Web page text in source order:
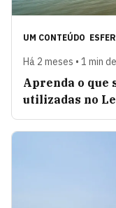
UM CONTEÚDO
Há 2 meses • 1 min
Aprenda o que
utilizadas no